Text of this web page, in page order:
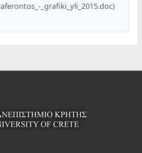
_grafiki_yli_2015.doc)